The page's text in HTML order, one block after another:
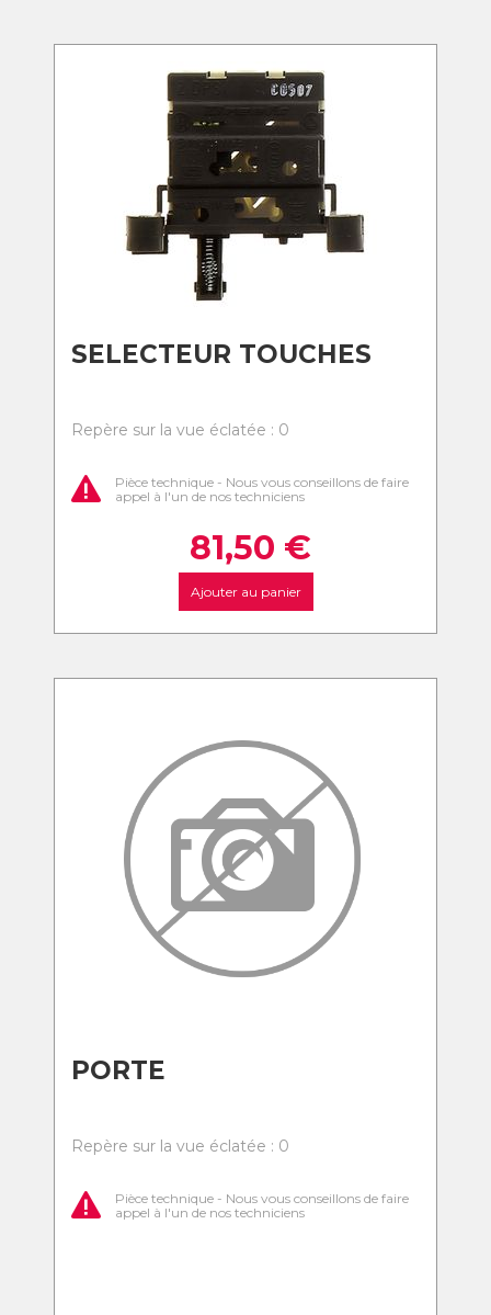
SELECTEUR TOUCHES
Repère sur la vue éclatée : 0
Pièce technique - Nous vous conseillons de faire
appel à l'un de nos techniciens
81,50 €
Ajouter au panier
PORTE
Repère sur la vue éclatée : 0
Pièce technique - Nous vous conseillons de faire
appel à l'un de nos techniciens